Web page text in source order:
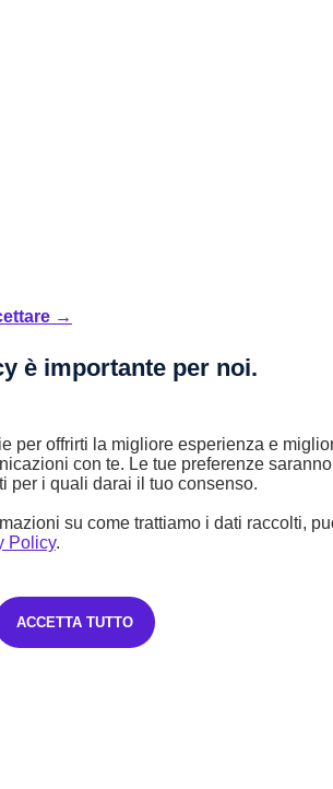
alle tue esigenze. Oppure acquistare in
più presto!
ad una maxirata finale di 11.217,60€ o sei
→
è importante per noi.
per offrirti la migliore esperienza e
con te. Le tue preferenze
per i quali darai il tuo consenso.
su come trattiamo i dati raccolti,
Policy.
ACCETTA TUTTO